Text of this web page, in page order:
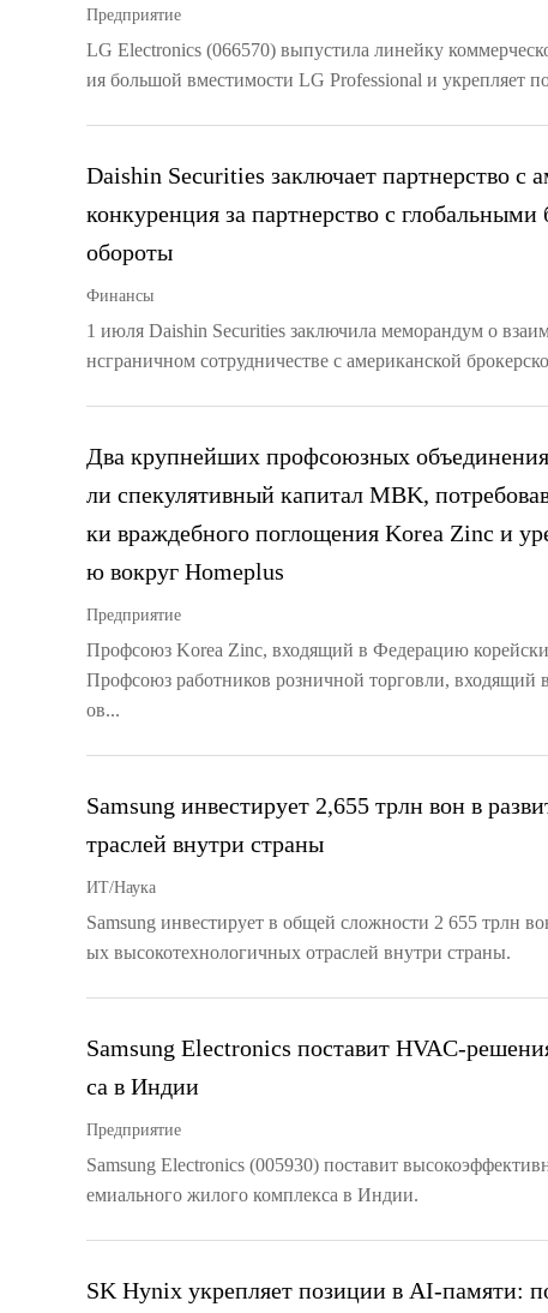
Предприятие
LG Electronics (066570) выпустила линейку
ия большой вместимости LG Professional и укрепляет
Daishin Securities заключает партнерство с
конкуренция за партнерство с
обороты
Финансы
1 июля Daishin Securities заключила меморандум о
нсграничном сотрудничестве с американской
Два крупнейших профсоюзных
ли спекулятивный капитал MBK,
ки враждебного поглощения Korea Zinc и
ю вокруг Homeplus
Предприятие
Профсоюз Korea Zinc, входящий в Федерацию
Профсоюз работников розничной торговли,
ов...
Samsung инвестирует 2,655 трлн вон в
траслей внутри страны
ИТ/Наука
Samsung инвестирует в общей сложности 2 655 трлн
ых высокотехнологичных отраслей внутри страны.
Samsung Electronics поставит HVAC-
са в Индии
Предприятие
Samsung Electronics (005930) поставит
емиального жилого комплекса в Индии.
SK Hynix укрепляет позиции в AI-памяти: